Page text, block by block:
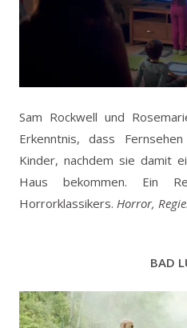
Sam Rockwell und
Erkenntnis, dass
Kinder, nachdem sie damit
Haus bekommen. Ein
Horrorklassikers. Horror,
BAD